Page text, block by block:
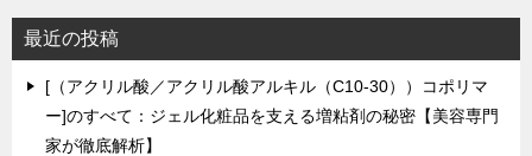
最近の投稿
[（アクリル酸／アクリル酸アルキル（C10-30））コポリマ
ー]のすべて：ジェル化粧品を支える増粘剤の秘密【美容専門
家が徹底解析】